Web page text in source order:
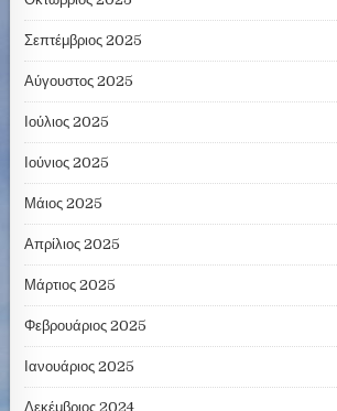
Σεπτέμβριος 2025
Αύγουστος 2025
Ιούλιος 2025
Ιούνιος 2025
Μάιος 2025
Απρίλιος 2025
Μάρτιος 2025
Φεβρουάριος 2025
Ιανουάριος 2025
Δεκέμβριος 2024